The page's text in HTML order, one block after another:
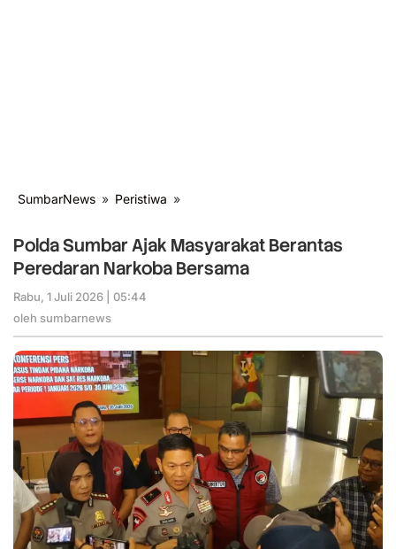
SumbarNews » Peristiwa »
Ajak
Masyarakat
Berantas
Polda Sumbar Ajak Masyarakat Berantas
Peredaran Narkoba Bersama
Rabu, 1 Juli 2026 | 05:44
oleh sumbarnews